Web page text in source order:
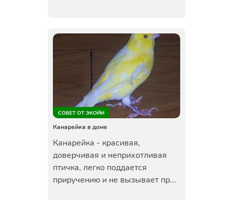
СОВЕТ ОТ ЭКОЙИ
Канарейка в доме
Канарейка - красивая,
доверчивая и неприхотливая
птичка, легко поддается
приручению и не вызывает пр...